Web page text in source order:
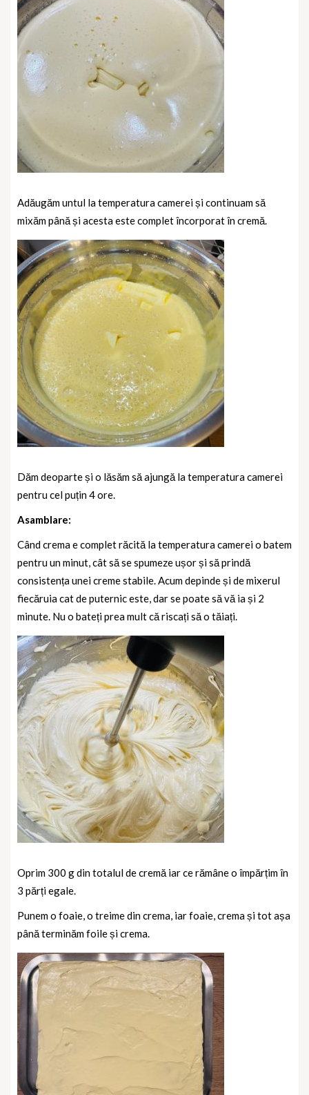
Adăugăm untul la temperatura camerei și continuam să
mixăm până și acesta este complet încorporat în cremă.
Dăm deoparte și o lăsăm să ajungă la temperatura camerei
pentru cel puțin 4 ore.
Asamblare:
Când crema e complet răcită la temperatura camerei o batem
pentru un minut, cât să se spumeze ușor și să prindă
consistența unei creme stabile. Acum depinde și de mixerul
fiecăruia cat de puternic este, dar se poate să vă ia și 2
minute. Nu o bateți prea mult că riscați să o tăiați.
Oprim 300 g din totalul de cremă iar ce rămâne o împărțim în
3 părți egale.
Punem o foaie, o treime din crema, iar foaie, crema și tot așa
până terminăm foile și crema.